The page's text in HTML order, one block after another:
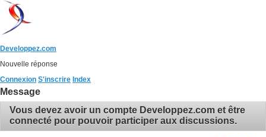
Developpez.com
Nouvelle réponse
Connexion S'inscrire Index
Message
Vous devez avoir un compte Developpez.com et être
connecté pour pouvoir participer aux discussions.